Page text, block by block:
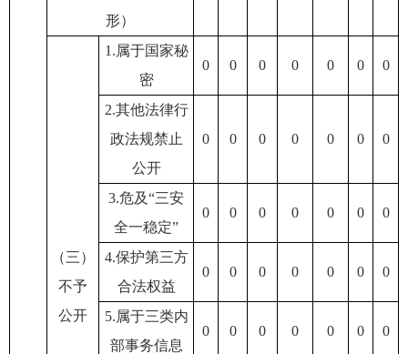
形）
（三）
不予
公开
1.属于国家秘
密
0 0 0 0 0 0 0
2.其他法律行
政法规禁止
公开
0 0 0 0 0 0 0
3.危及“三安
全一稳定”
0 0 0 0 0 0 0
4.保护第三方
合法权益
0 0 0 0 0 0 0
5.属于三类内
部事务信息
0 0 0 0 0 0 0